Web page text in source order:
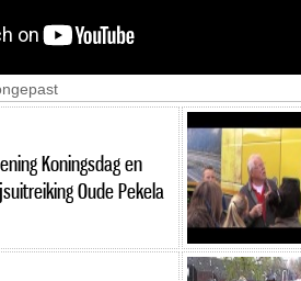
Koningsdag en
Oude Pekela